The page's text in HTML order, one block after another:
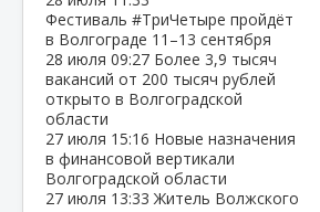
Фестиваль #ТриЧетыре пройдёт
в Волгограде 11–13 сентября
28 июля 09:27 Более 3,9 тысяч
вакансий от 200 тысяч рублей
открыто в Волгоградской
области
27 июля 15:16 Новые назначения
в финансовой вертикали
Волгоградской области
27 июля 13:33Житель Волжского